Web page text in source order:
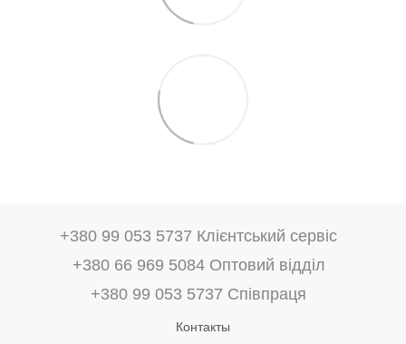
+380 99 053 5737 Клієнтський сервіс
+380 66 969 5084 Оптовий відділ
+380 99 053 5737 Співпраця
Контакты